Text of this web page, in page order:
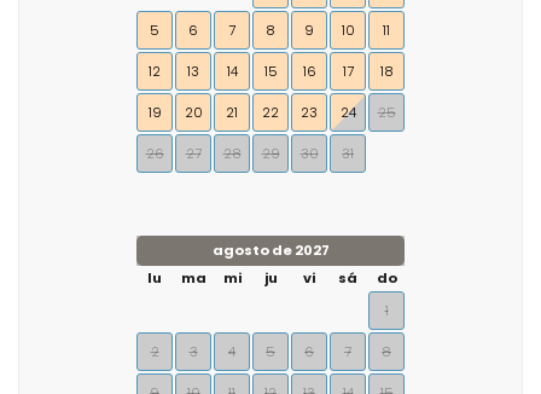
5 6 7 8 9 10 11
12 13 14 15 16 17 18
19 20 21 22 23 24 25
26 27 28 29 30 31
agosto de 2027
lu
ma mi ju vi sá
do
1
2 3 4 5 6 7 8